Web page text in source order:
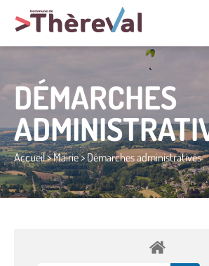
DÉMARCHES
Accueil>Mairie>Démarches administratives